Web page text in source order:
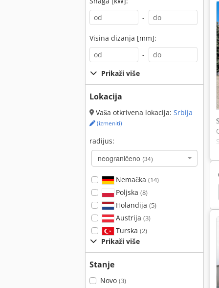
-
Visina dizanja [mm]:
-
Prikaži više
Lokacija
Vaša otkrivena lokacija: Srbija
(izmeniti)
radijus:
neograničeno (34)
Nemačka (14)
Poljska (8)
Holandija (5)
Austrija (3)
Turska (2)
Prikaži više
Stanje
Novo (3)
Kobelco Bager Za Puzanje